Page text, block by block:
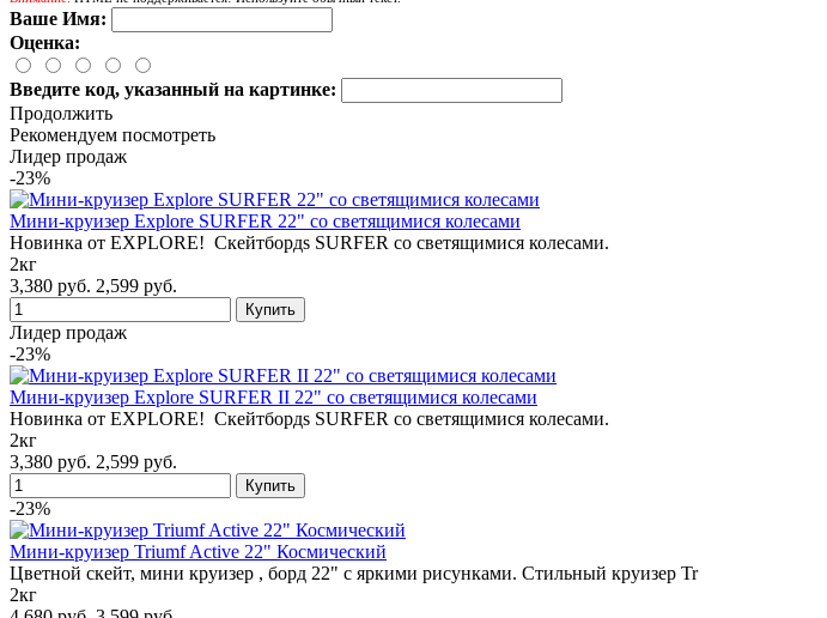
Ваше Имя:
Оценка:
Введите код, указанный на картинке:
Продолжить
Рекомендуем посмотреть
Лидер продаж
-23%
Мини-круизер Explore SURFER 22" со светящимися колесами
Новинка от EXPLORE! Cкейтбордs SURFER со светящимися колесами.
2кг
3,380 руб. 2,599 руб.
Лидер продаж
-23%
Мини-круизер Explore SURFER II 22" со светящимися колесами
Новинка от EXPLORE! Cкейтбордs SURFER со светящимися колесами.
2кг
3,380 руб. 2,599 руб.
-23%
Мини-круизер Triumf Active 22" Космический
Цветной скейт, мини круизер , борд 22" с яркими рисунками. Стильный круизер Tr
2кг